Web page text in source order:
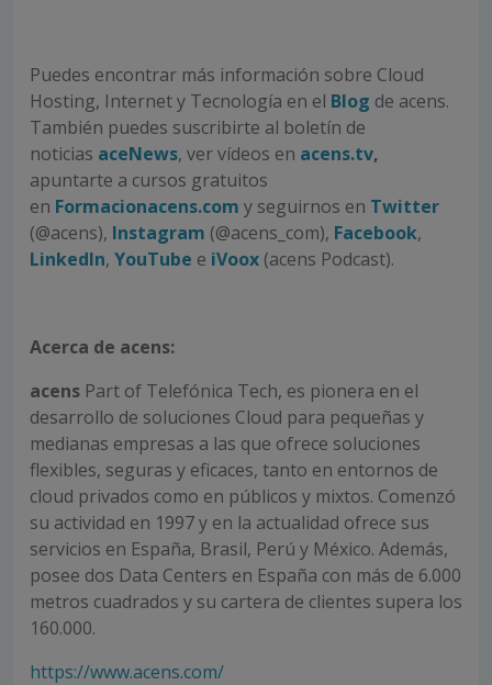
Puedes encontrar más información sobre Cloud
Hosting, Internet y Tecnología en el Blog de acens.
También puedes suscribirte al boletín de
noticias aceNews, ver vídeos en acens.tv,
apuntarte a cursos gratuitos
en Formacionacens.com y seguirnos en Twitter
(@acens), Instagram (@acens_com), Facebook,
LinkedIn, YouTube e iVoox (acens Podcast).
Acerca de acens:
acens Part of Telefónica Tech, es pionera en el
desarrollo de soluciones Cloud para pequeñas y
medianas empresas a las que ofrece soluciones
flexibles, seguras y eficaces, tanto en entornos de
cloud privados como en públicos y mixtos. Comenzó
su actividad en 1997 y en la actualidad ofrece sus
servicios en España, Brasil, Perú y México. Además,
posee dos Data Centers en España con más de 6.000
metros cuadrados y su cartera de clientes supera los
160.000.
https://www.acens.com/